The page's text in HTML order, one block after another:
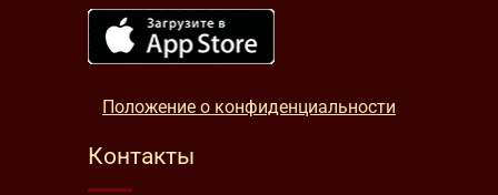
Положение о конфиденциальности
Контакты